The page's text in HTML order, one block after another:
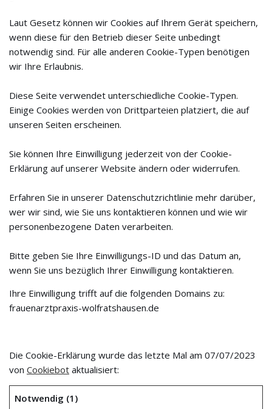
Laut Gesetz können wir Cookies auf Ihrem Gerät speichern,
wenn diese für den Betrieb dieser Seite unbedingt
notwendig sind. Für alle anderen Cookie-Typen benötigen
wir Ihre Erlaubnis.
Diese Seite verwendet unterschiedliche Cookie-Typen.
Einige Cookies werden von Drittparteien platziert, die auf
unseren Seiten erscheinen.
Sie können Ihre Einwilligung jederzeit von der Cookie-
Erklärung auf unserer Website ändern oder widerrufen.
Erfahren Sie in unserer Datenschutzrichtlinie mehr darüber,
wer wir sind, wie Sie uns kontaktieren können und wie wir
personenbezogene Daten verarbeiten.
Bitte geben Sie Ihre Einwilligungs-ID und das Datum an,
wenn Sie uns bezüglich Ihrer Einwilligung kontaktieren.
Ihre Einwilligung trifft auf die folgenden Domains zu:
frauenarztpraxis-wolfratshausen.de
Die Cookie-Erklärung wurde das letzte Mal am 07/07/2023
von Cookiebot aktualisiert:
Notwendig (1)